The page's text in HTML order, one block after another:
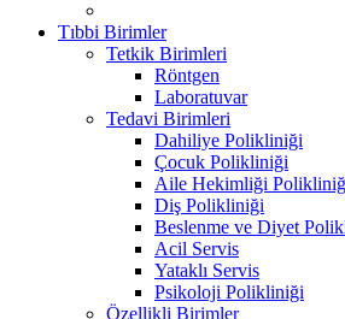
Tıbbi Birimler
Tetkik Birimleri
Röntgen
Laboratuvar
Tedavi Birimleri
Dahiliye Polikliniği
Çocuk Polikliniği
Aile Hekimliği
Diş Polikliniği
Beslenme ve Diyet
Acil Servis
Yataklı Servis
Psikoloji Polikliniği
Özellikli Birimler